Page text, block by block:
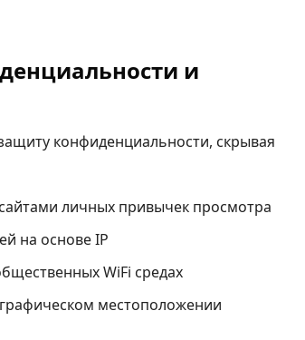
и
конфиденциальности, скрывая
личных привычек просмотра
на основе IP
WiFi средах
местоположении